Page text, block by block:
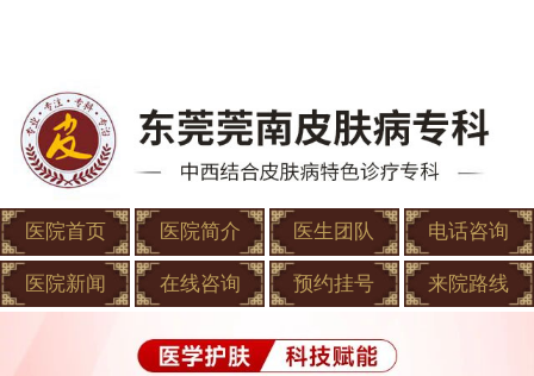
医院首页 医院简介 医生团队 电话咨询
医院新闻 在线咨询 预约挂号 来院路线